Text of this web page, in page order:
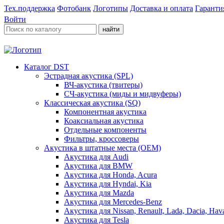
Тех.поддержка Фотобанк Логотипы Доставка и оплата
Войти
найти
Каталог DST
Эстрадная акустика (SPL)
ВЧ-акустика (твитеры)
СЧ-акустика (миды и мидвуферы)
Классическая акустика (SQ)
Компонентная акустика
Коаксиальная акустика
Отдельные компоненты
Фильтры, кроссоверы
Акустика в штатные места (OEM)
Акустика для Audi
Акустика для BMW
Акустика для Honda, Acura
Акустика для Hyndai, Kia
Акустика для Mazda
Акустика для Mercedes-Benz
Акустика для Nissan, Renault, Lada, Dacia,
Акустика для Tesla